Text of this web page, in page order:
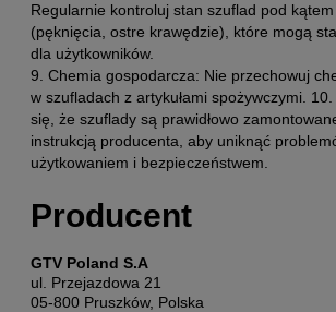
Regularnie kontroluj stan szuflad pod
(pęknięcia, ostre krawędzie), które mogą
dla użytkowników.
9. Chemia gospodarcza: Nie przechowuj
w szufladach z artykułami spożywczymi.
się, że szuflady są prawidłowo
instrukcją producenta, aby uniknąć
użytkowaniem i bezpieczeństwem.
Producent
GTV Poland S.A
ul. Przejazdowa 21
05-800 Pruszków, Polska